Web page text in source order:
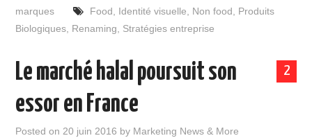
marques
Food Identité visuelle Non food
Produits
Biologiques Renaming Stratégies entreprise
2
Le marché halal poursuit son
essor en France
Posted on 20 juin 2016 by Marketing News & More